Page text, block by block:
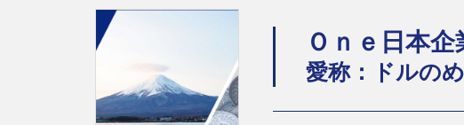
Ｏｎｅ日本
愛称：ドルの